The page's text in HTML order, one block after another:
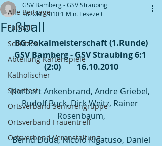
Alle Beiträge
Fußball
Schützen
Abteilung Kartenspiele
Katholischer
Sportfest
Ortsverband Seniorengruppe
Ortsverband Frauentreff
Ortsverband Veranstaltung
Fußball
GSV Bamberg - GSV Straubing
16. Okt. 2010 1 Min. Lesezeit
BG Pokalmeisterschaft (1.Runde)
GSV Bamberg - GSV Straubing 6:1
(2:0)        16.10.2010
Norbert Ankenbrand, Andre Griebel,
Rudolf Buck, Dirk Weitz, Rainer
Rosenbaum,
Bernd Duda, Nicolo Rigatuso, Daniel